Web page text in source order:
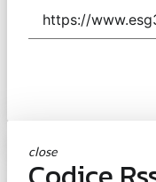
close